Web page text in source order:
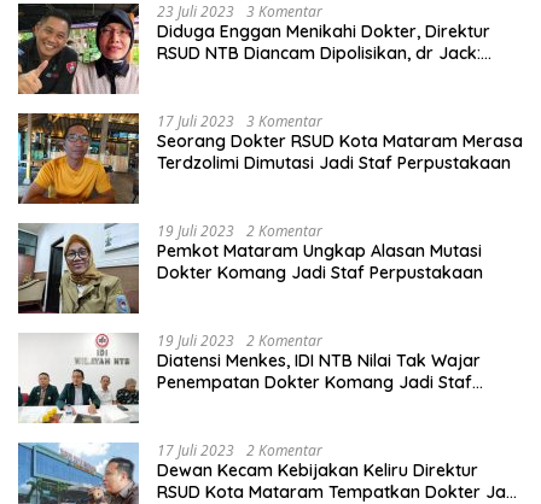
23 Juli 2023 3 Komentar
Diduga Enggan Menikahi Dokter, Direktur
RSUD NTB Diancam Dipolisikan, dr Jack:
17 Juli 2023 3 Komentar
Seorang Dokter RSUD Kota Mataram Merasa
Terdzolimi Dimutasi Jadi Staf Perpustakaan
19 Juli 2023 2 Komentar
Pemkot Mataram Ungkap Alasan Mutasi
Dokter Komang Jadi Staf Perpustakaan
19 Juli 2023 2 Komentar
Diatensi Menkes, IDI NTB Nilai Tak Wajar
Penempatan Dokter Komang Jadi Staf
17 Juli 2023 2 Komentar
Dewan Kecam Kebijakan Keliru Direktur
RSUD Kota Mataram Tempatkan Dokter Jadi